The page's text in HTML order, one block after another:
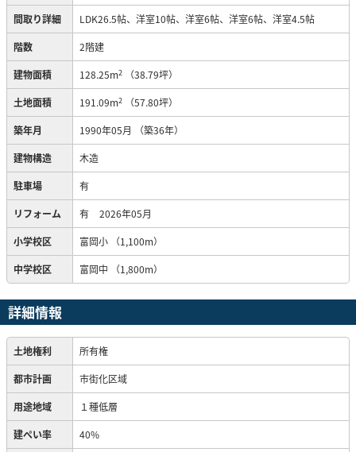
間取り詳細 LDK26.5帖、洋室10帖、洋室6帖、洋室6帖、洋室4.5帖
階数 2階建
建物面積 128.25m2 （38.79坪）
土地面積 191.09m2 （57.80坪）
築年月 1990年05月 （築36年）
建物構造 木造
駐車場 有
リフォーム 有 2026年05月
小学校区 富岡小 （1,100m）
中学校区 富岡中 （1,800m）
詳細情報
土地権利 所有権
都市計画 市街化区域
用途地域 １種低層
建ぺい率 40%